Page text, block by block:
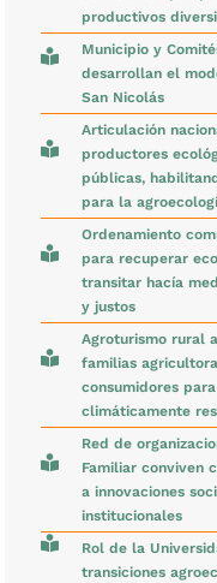
productivos
Municipio y
desarrollan el
San Nicolás
Articulación
productores
públicas,
para la
Ordenamiento
para recuperar
transitar hacía
y justos
Agroturismo rural
familias
consumidores
climáticamente
Red de
Familiar conviven
a innovaciones
institucionales
Rol de la
transiciones